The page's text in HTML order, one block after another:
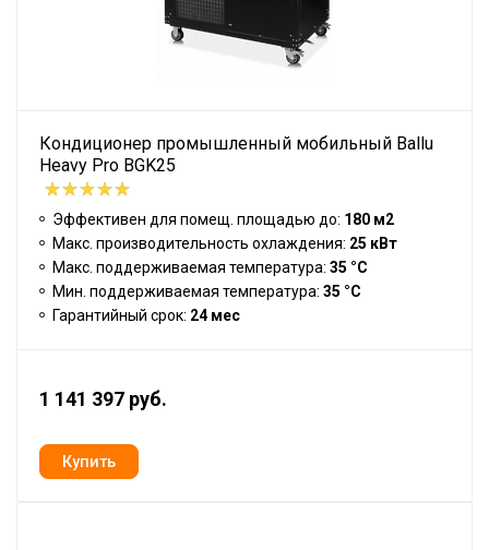
Кондиционер промышленный мобильный Ballu
Heavy Pro BGK25
Эффективен для помещ. площадью до: 180 м2
Макс. производительность охлаждения: 25 кВт
Макс. поддерживаемая температура: 35 °С
Мин. поддерживаемая температура: 35 °С
Гарантийный срок: 24 мес
1 141 397 руб.